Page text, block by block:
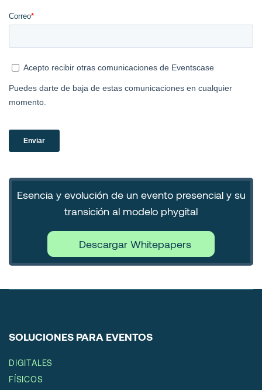
Esencia y evolución de un evento presencial y su
transición al modelo phygital
Descargar Whitepapers
SOLUCIONES PARA EVENTOS
DIGITALES
FÍSICOS